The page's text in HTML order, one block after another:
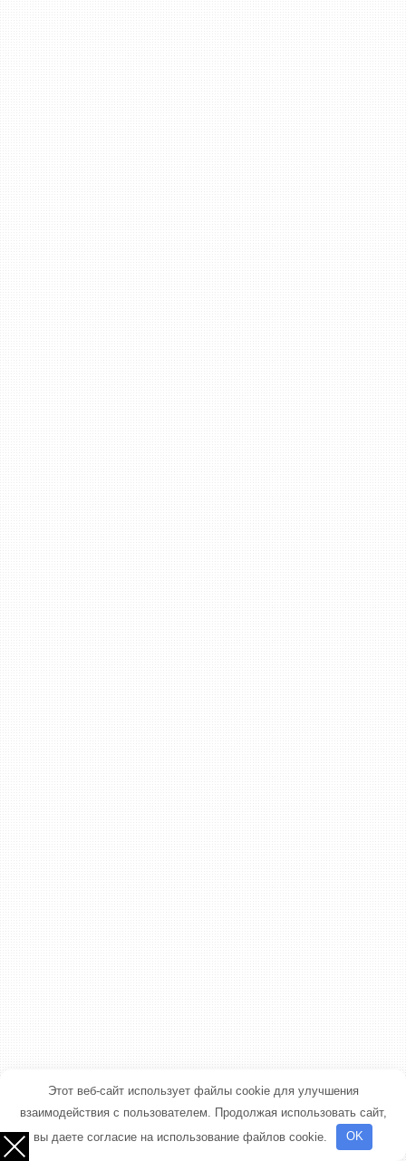
Этот веб-сайт использует файлы cookie для улучшения
взаимодействия с пользователем. Продолжая использовать сайт,
вы даете согласие на использование файлов cookie.
OK